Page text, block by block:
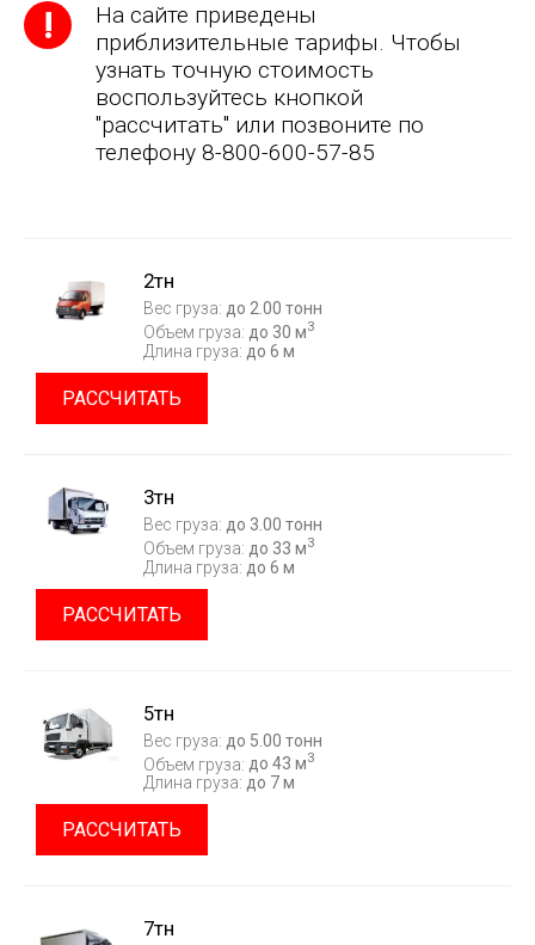
На сайте приведены
приблизительные тарифы. Чтобы
узнать точную стоимость
воспользуйтесь кнопкой
"рассчитать" или позвоните по
телефону 8-800-600-57-85
2тн
Вес груза: до 2.00 тонн
Объем груза: до 30 м3
Длина груза: до 6 м
РАССЧИТАТЬ
3тн
Вес груза: до 3.00 тонн
Объем груза: до 33 м3
Длина груза: до 6 м
РАССЧИТАТЬ
5тн
Вес груза: до 5.00 тонн
Объем груза: до 43 м3
Длина груза: до 7 м
РАССЧИТАТЬ
7тн